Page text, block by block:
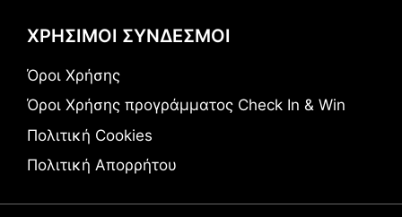
ΧΡΗΣΙΜΟΙ ΣΥΝΔΕΣΜΟΙ
Όροι Χρήσης
Όροι Χρήσης προγράμματος Check In & Win
Πολιτική Cookies
Πολιτική Απορρήτου